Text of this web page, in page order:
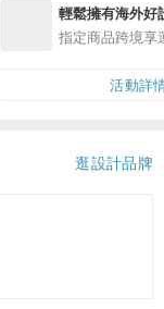
輕鬆擁有海外好
指定商品跨境享
活動詳
逛設計品牌